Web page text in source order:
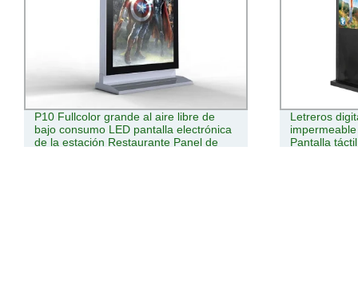
Letreros digitales para suelo
impermeable al aire libre 43 49 55 65
Pantalla táctil de pulgadas al aire libre
de la